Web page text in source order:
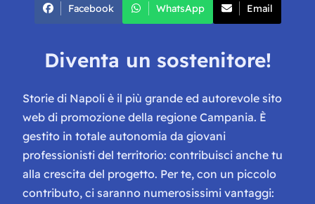
Facebook WhatsApp Email
Diventa un sostenitore!
Storie di Napoli è il più grande ed autorevole sito
web di promozione della regione Campania. È
gestito in totale autonomia da giovani
professionisti del territorio: contribuisci anche tu
alla crescita del progetto. Per te, con un piccolo
contributo, ci saranno numerosissimi vantaggi: